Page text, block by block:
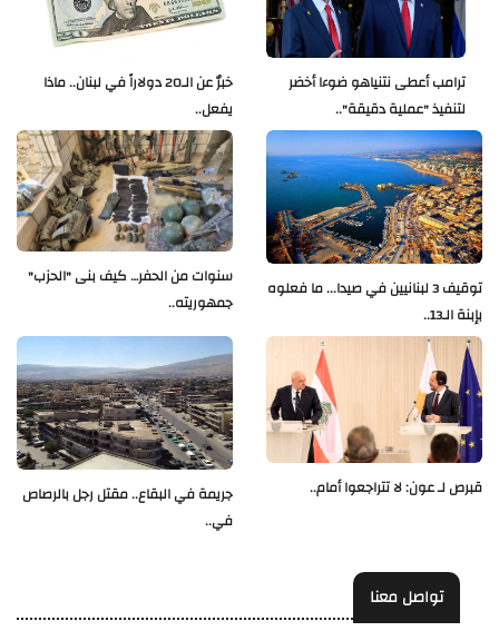
خبرٌ عن الـ20 دولاراً في لبنان.. ماذا
يفعل..
ترامب أعطى نتنياهو ضوءا أخضر
لتنفيذ "عملية دقيقة"..
سنوات من الحفر… كيف بنى "الحزب"
جمهوريته..
توقيف 3 لبنانيين في صيدا... ما فعلوه
بإبنة الـ13..
جريمة في البقاع.. مقتل رجل بالرصاص
في..
قبرص لـ عون: لا تتراجعوا أمام..
تواصل معنا